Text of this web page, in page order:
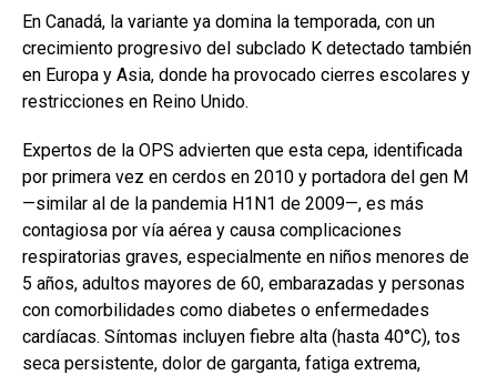
En Canadá, la variante ya domina la temporada, con un
crecimiento progresivo del subclado K detectado también
en Europa y Asia, donde ha provocado cierres escolares y
restricciones en Reino Unido.
Expertos de la OPS advierten que esta cepa, identificada
por primera vez en cerdos en 2010 y portadora del gen M
—similar al de la pandemia H1N1 de 2009—, es más
contagiosa por vía aérea y causa complicaciones
respiratorias graves, especialmente en niños menores de
5 años, adultos mayores de 60, embarazadas y personas
con comorbilidades como diabetes o enfermedades
cardíacas. Síntomas incluyen fiebre alta (hasta 40°C), tos
seca persistente, dolor de garganta, fatiga extrema,